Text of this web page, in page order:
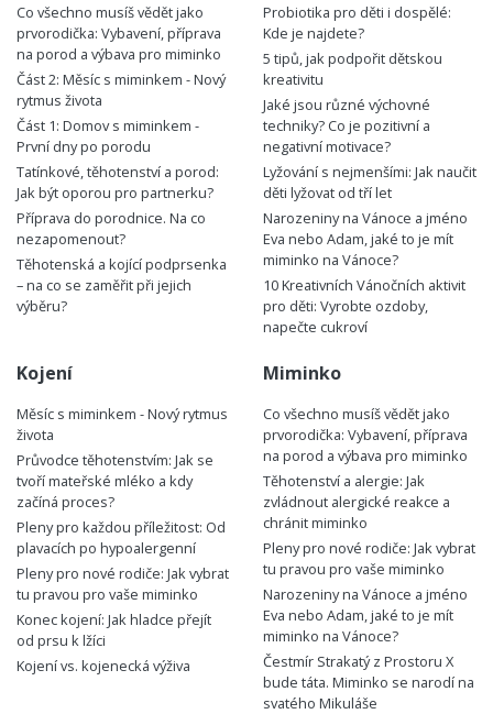
Co všechno musíš vědět jako
prvorodička: Vybavení, příprava
na porod a výbava pro miminko
Část 2: Měsíc s miminkem - Nový
rytmus života
Část 1: Domov s miminkem -
První dny po porodu
Tatínkové, těhotenství a porod:
Jak být oporou pro partnerku?
Příprava do porodnice. Na co
nezapomenout?
Těhotenská a kojící podprsenka
– na co se zaměřit při jejich
výběru?
Probiotika pro děti i dospělé:
Kde je najdete?
5 tipů, jak podpořit dětskou
kreativitu
Jaké jsou různé výchovné
techniky? Co je pozitivní a
negativní motivace?
Lyžování s nejmenšími: Jak naučit
děti lyžovat od tří let
Narozeniny na Vánoce a jméno
Eva nebo Adam, jaké to je mít
miminko na Vánoce?
10 Kreativních Vánočních aktivit
pro děti: Vyrobte ozdoby,
napečte cukroví
Kojení
Měsíc s miminkem - Nový rytmus
života
Průvodce těhotenstvím: Jak se
tvoří mateřské mléko a kdy
začíná proces?
Pleny pro každou příležitost: Od
plavacích po hypoalergenní
Pleny pro nové rodiče: Jak vybrat
tu pravou pro vaše miminko
Konec kojení: Jak hladce přejít
od prsu k lžíci
Kojení vs. kojenecká výživa
Miminko
Co všechno musíš vědět jako
prvorodička: Vybavení, příprava
na porod a výbava pro miminko
Těhotenství a alergie: Jak
zvládnout alergické reakce a
chránit miminko
Pleny pro nové rodiče: Jak vybrat
tu pravou pro vaše miminko
Narozeniny na Vánoce a jméno
Eva nebo Adam, jaké to je mít
miminko na Vánoce?
Čestmír Strakatý z Prostoru X
bude táta. Miminko se narodí na
svatého Mikuláše